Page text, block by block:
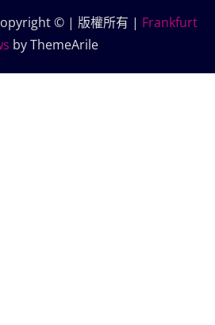
© | 版權所有 | Frankfurt
by ThemeArile